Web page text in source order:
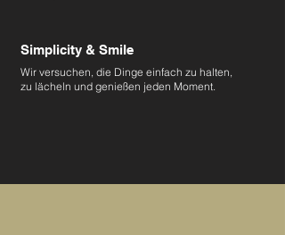
Simplicity & Smile
Wir versuchen, die Dinge einfach zu halten,
zu lächeln und genießen jeden Moment.